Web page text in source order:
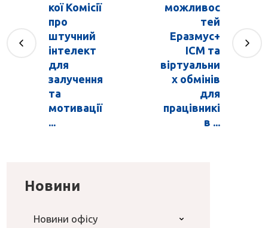
кої Комісії
про
штучний
інтелект
для
залучення
та
мотивації
...
можливос
тей
Еразмус+
ICM та
віртуальни
х обмінів
для
працівникі
в ...
Новини
Новини офісу